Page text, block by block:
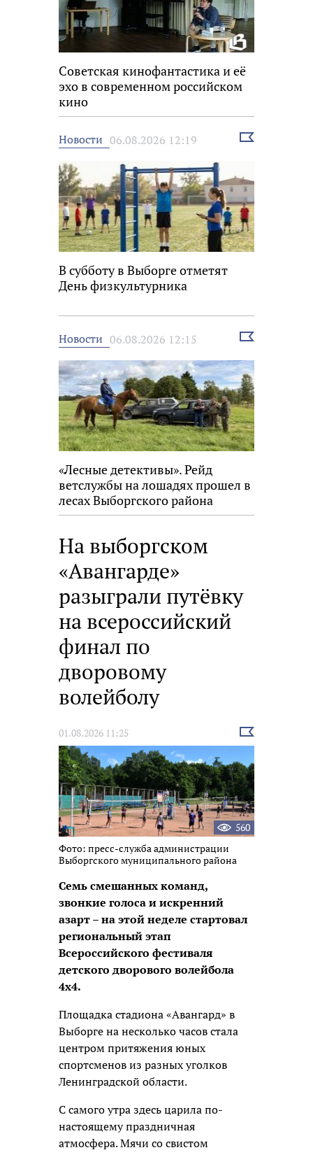
Советская кинофантастика и её
эхо в современном российском
кино
Новости 06.08.2026 12:19
Выбрать
В субботу в Выборге отметят
День физкультурника
Новости 06.08.2026 12:15
Выбрать
«Лесные детективы». Рейд
ветслужбы на лошадях прошел в
лесах Выборгского района
На выборгском
«Авангарде»
разыграли путёвку
на всероссийский
финал по
дворовому
волейболу
01.08.2026 11:25
Выбрать
новость
560
Фото: пресс-служба администрации
Выборгского муниципального района
Семь смешанных команд,
звонкие голоса и искренний
азарт – на этой неделе стартовал
региональный этап
Всероссийского фестиваля
детского дворового волейбола
4х4.
Площадка стадиона «Авангард» в
Выборге на несколько часов стала
центром притяжения юных
спортсменов из разных уголков
Ленинградской области.
С самого утра здесь царила по-
настоящему праздничная
атмосфера. Мячи со свистом